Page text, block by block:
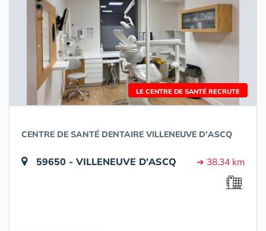
LE CENTRE DE SANTÉ RECRUTE
CENTRE DE SANTÉ DENTAIRE VILLENEUVE D'ASCQ
59650 - VILLENEUVE D'ASCQ ➔ 38.34 km